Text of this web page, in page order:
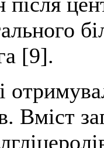
[9].
Вміст